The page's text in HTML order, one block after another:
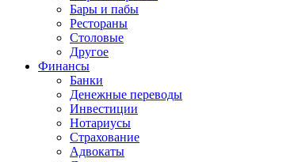
Бары и пабы
Рестораны
Столовые
Другое
Финансы
Банки
Денежные переводы
Инвестиции
Нотариусы
Страхование
Адвокаты